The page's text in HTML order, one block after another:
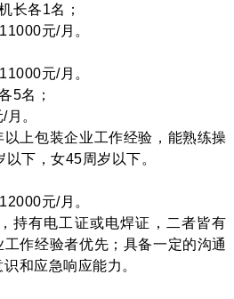
长各1名；
元/月。
元/月。
5名；
。
以上包装企业工作经验，能熟练操
下，女45周岁以下。
元/月。
持有电工证或电焊证，二者皆有
作经验者优先；具备一定的沟通
和应急响应能力。